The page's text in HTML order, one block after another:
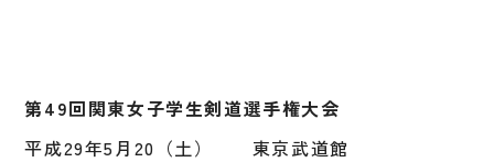
第49回関東女子学生剣道選手権大会
平成29年5月20（土） 東京武道館